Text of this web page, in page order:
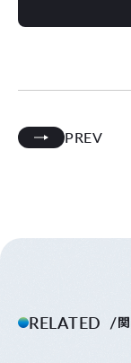
PREV
RELATED